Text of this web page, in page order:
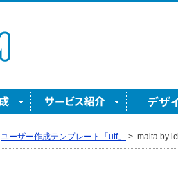
ユーザー作成テンプレート「utf」 > malta by